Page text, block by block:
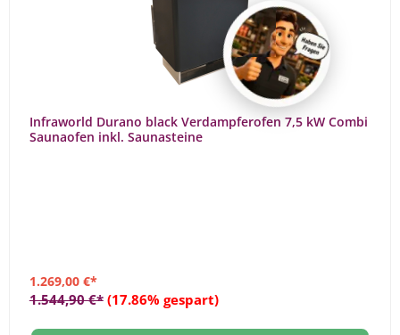
Infraworld Durano black Verdampferofen 7,5 kW Combi
Saunaofen inkl. Saunasteine
1.269,00 €*
1.544,90 €* (17.86% gespart)